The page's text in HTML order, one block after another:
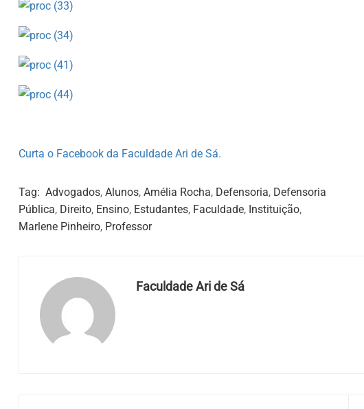
Curta o Facebook da Faculdade Ari de Sá.
Tag: Advogados, Alunos, Amélia Rocha, Defensoria, Defensoria
Pública, Direito, Ensino, Estudantes, Faculdade, Instituição,
Marlene Pinheiro, Professor
Faculdade Ari de Sá